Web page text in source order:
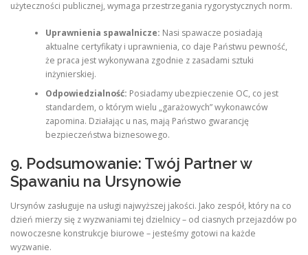
użyteczności publicznej, wymaga przestrzegania rygorystycznych norm.
Uprawnienia spawalnicze: Nasi spawacze posiadają
aktualne certyfikaty i uprawnienia, co daje Państwu pewność,
że praca jest wykonywana zgodnie z zasadami sztuki
inżynierskiej.
Odpowiedzialność: Posiadamy ubezpieczenie OC, co jest
standardem, o którym wielu „garażowych” wykonawców
zapomina. Działając u nas, mają Państwo gwarancję
bezpieczeństwa biznesowego.
9. Podsumowanie: Twój Partner w
Spawaniu na Ursynowie
Ursynów zasługuje na usługi najwyższej jakości. Jako zespół, który na co
dzień mierzy się z wyzwaniami tej dzielnicy – od ciasnych przejazdów po
nowoczesne konstrukcje biurowe – jesteśmy gotowi na każde
wyzwanie.